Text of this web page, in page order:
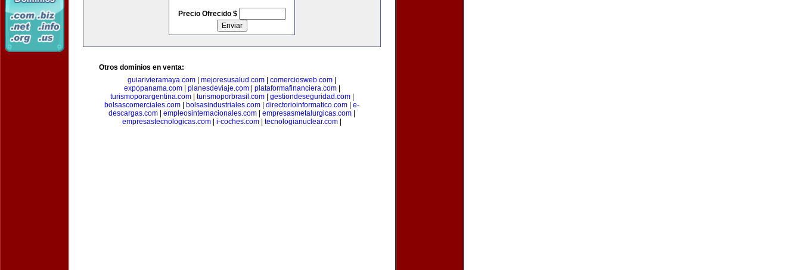
Precio Ofrecido $
Otros dominios en venta:
guiarivieramaya.com
mejoresusalud.com comerciosweb.com
expopanama.com| planesdeviaje.com| plataformafinanciera.com|
turismoporargentina.com| turismoporbrasil.com| gestiondeseguridad.com|
bolsascomerciales.com
bolsasindustriales.com directorioinformatico.com
e-
descargas.com
empleosinternacionales.com empresasmetalurgicas.com
empresastecnologicas.com
i-coches.com tecnologianuclear.com